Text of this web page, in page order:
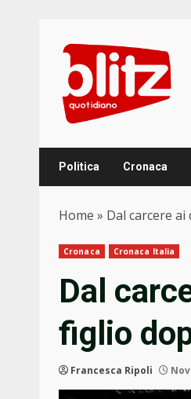
content
Politica Cronaca
Home » Dal carcere
Cronaca Cronaca Italia
Dal
figlio
Francesca Ripoli